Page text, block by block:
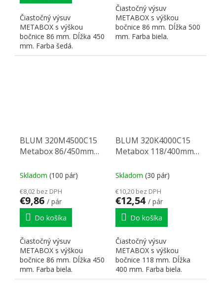
Čiastočný výsuv
METABOX s výškou
bočnice 86 mm. Dĺžka 450
mm. Farba šedá.
Dynamická nosnosť 25 kg.
Čiastočný výsuv
METABOX s výškou
bočnice 86 mm. Dĺžka 500
mm. Farba biela.
Čelné príchytky:...
BLUM 320M4500C15
Metabox 86/450mm
Skladom (100 pár)
€8,02 bez DPH
€9,86 / pár
Do košíka
Čiastočný výsuv
METABOX s výškou
bočnice 86 mm. Dĺžka 450
mm. Farba biela.
Dynamická nosnosť 25 kg.
BLUM 320K4000C15
Metabox 118/400mm
Skladom (30 pár)
€10,20 bez DPH
€12,54 / pár
Do košíka
Čiastočný výsuv
METABOX s výškou
bočnice 118 mm. Dĺžka
400 mm. Farba biela.
Dynamická nosnosť 25 kg.